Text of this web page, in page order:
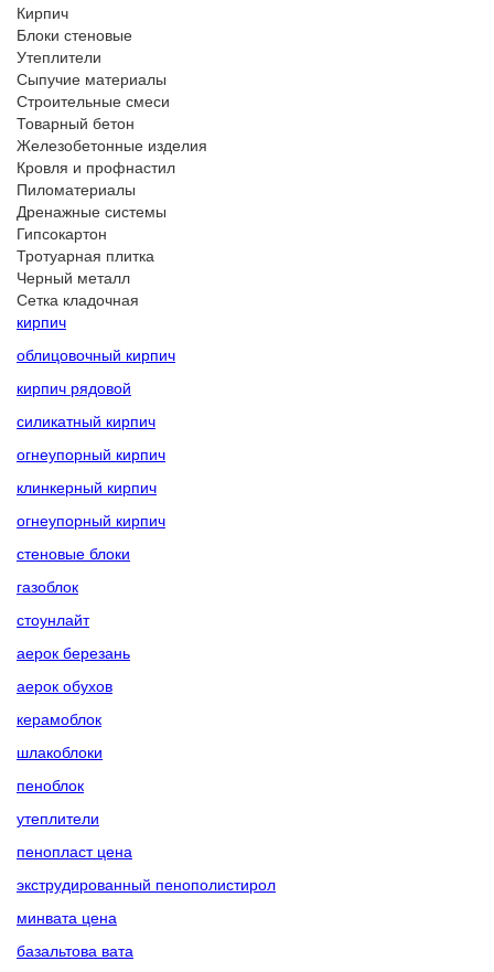
Кирпич
Блоки стеновые
Утеплители
Сыпучие материалы
Строительные смеси
Товарный бетон
Железобетонные изделия
Кровля и профнастил
Пиломатериалы
Дренажные системы
Гипсокартон
Тротуарная плитка
Черный металл
Сетка кладочная
кирпич
облицовочный кирпич
кирпич рядовой
силикатный кирпич
огнеупорный кирпич
клинкерный кирпич
огнеупорный кирпич
стеновые блоки
газоблок
стоунлайт
аерок березань
аерок обухов
керамоблок
шлакоблоки
пеноблок
утеплители
пенопласт цена
экструдированный пенополистирол
минвата цена
базальтова вата